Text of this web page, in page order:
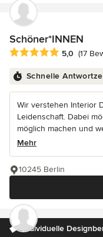
Schöner*INNEN
Durchschnittliche
5,0 (17
Schnelle
Wir verstehen Interior
Leidenschaft. Dabei
möglich machen und
Mehr
10245 Berlin
Individuelle